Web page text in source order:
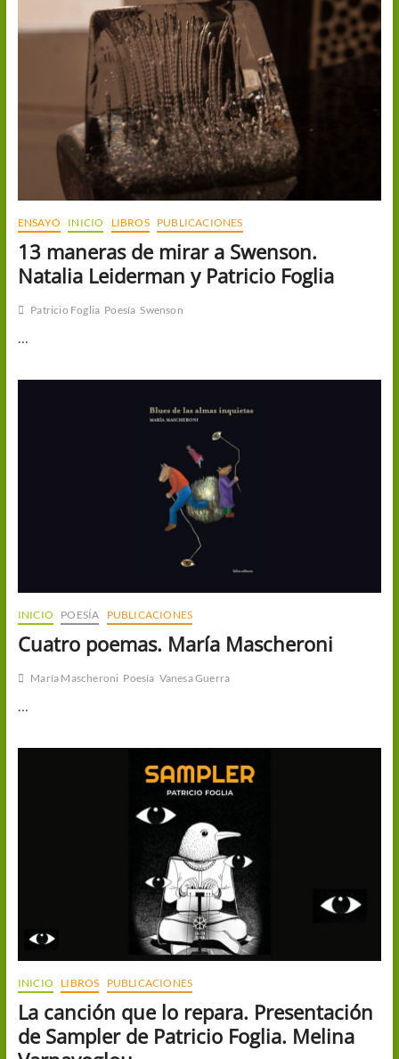
ENSAYO INICIO LIBROS PUBLICACIONES
13 maneras de mirar a Swenson.
Natalia Leiderman y Patricio Foglia
Patricio Foglia Poesía Swenson
…
INICIO POESÍA PUBLICACIONES
Cuatro poemas. María Mascheroni
María Mascheroni Poesía Vanesa Guerra
…
INICIO LIBROS PUBLICACIONES
La canción que lo repara. Presentación
de Sampler de Patricio Foglia. Melina